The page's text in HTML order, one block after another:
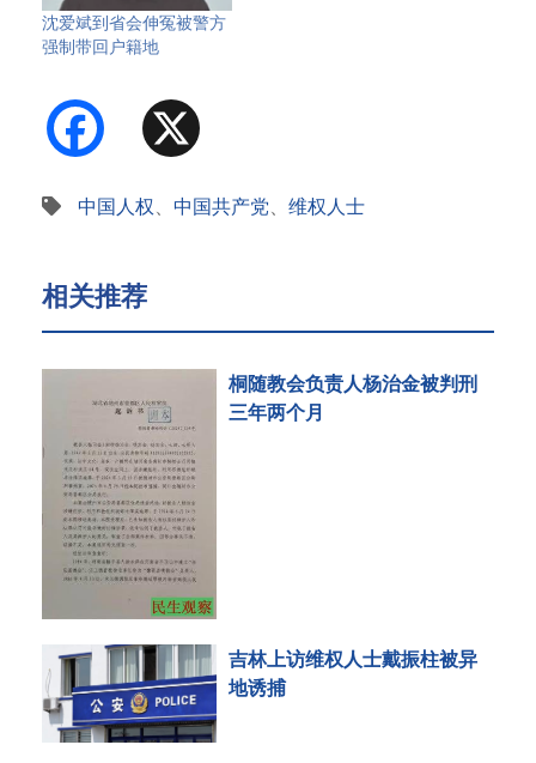
沈爱斌到省会伸冤被警方
强制带回户籍地
Facebook
中国人权、 中国共产党、 维权人士
相关推荐
桐随教会负责人杨治金被判刑
三年两个月
吉林上访维权人士戴振柱被异
地诱捕